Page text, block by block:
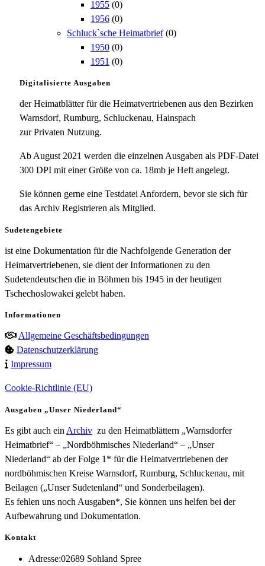
1955 (0)
1956 (0)
Schluck`sche Heimatbrief (0)
1950 (0)
1951 (0)
Digitalisierte Ausgaben
der Heimatblätter für die Heimatvertriebenen aus den Bezirken
Warnsdorf, Rumburg, Schluckenau, Hainspach
zur Privaten Nutzung.
Ab August 2021 werden die einzelnen Ausgaben als PDF-Datei
300 DPI mit einer Größe von ca. 18mb je Heft angelegt.
Sie können gerne eine Testdatei Anfordern, bevor sie sich für
das Archiv Registrieren als Mitglied.
Sudetengebiete
ist eine Dokumentation für die Nachfolgende Generation der
Heimatvertriebenen, sie dient der Informationen zu den
Sudetendeutschen die in Böhmen bis 1945 in der heutigen
Tschechoslowakei gelebt haben.
Informationen
Allgemeine Geschäftsbedingungen
Datenschutzerklärung
Impressum
Cookie-Richtlinie (EU)
Ausgaben „Unser Niederland“
Es gibt auch ein Archiv zu den Heimatblättern „Warnsdorfer
Heimatbrief“ – „Nordböhmisches Niederland“ – „Unser
Niederland“ ab der Folge 1* für die Heimatvertriebenen der
nordböhmischen Kreise Warnsdorf, Rumburg, Schluckenau, mit
Beilagen („Unser Sudetenland“ und Sonderbeilagen).
Es fehlen uns noch Ausgaben*, Sie können uns helfen bei der
Aufbewahrung und Dokumentation.
Kontakt
Adresse:02689 Sohland Spree